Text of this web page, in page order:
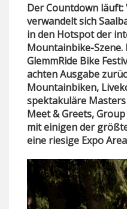
Der Countdown läuft:
verwandelt sich
in den Hotspot der
Mountainbike-Szene.
GlemmRide Bike
achten Ausgabe
Mountainbiken,
spektakuläre
Meet & Greets,
mit einigen der
eine riesige Expo